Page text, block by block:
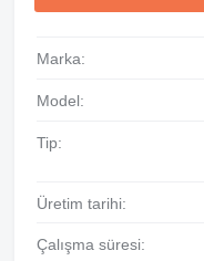
Marka:
Model:
Tip:
Üretim tarihi:
Çalışma süresi: